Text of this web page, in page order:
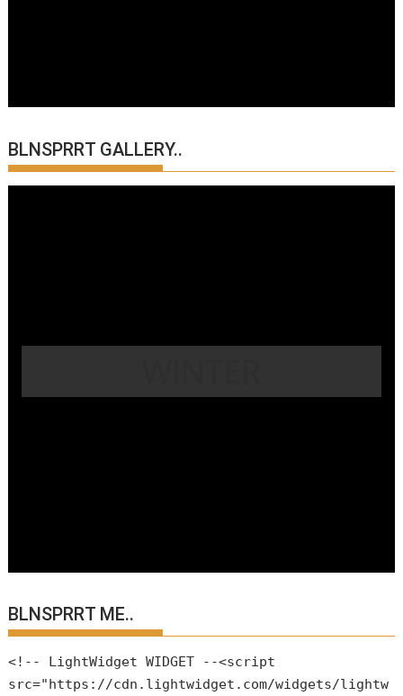
BLNSPRRT GALLERY..
BLNSPRRT ME..
<!-- LightWidget WIDGET --<script
src="https://cdn.lightwidget.com/widgets/lightw